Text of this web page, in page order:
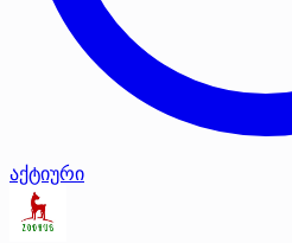
აქტიური